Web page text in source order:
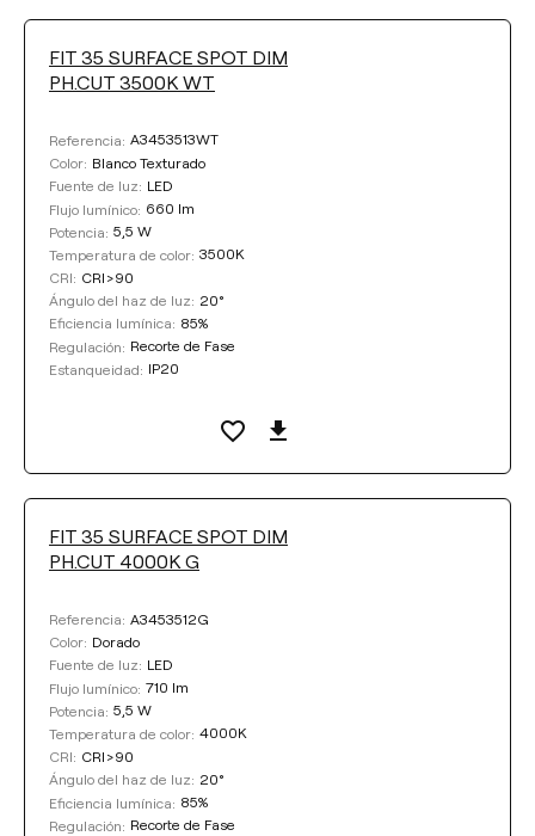
FIT 35 SURFACE SPOT DIM
PH.CUT 3500K WT
Referencia: A3453513WT
Color: Blanco Texturado
Fuente de luz: LED
Flujo lumínico: 660 lm
Potencia: 5,5 W
Temperatura de color: 3500K
CRI: CRI>90
Ángulo del haz de luz: 20°
Eficiencia lumínica: 85%
Regulación: Recorte de Fase
Estanqueidad: IP20
FIT 35 SURFACE SPOT DIM
PH.CUT 4000K G
Referencia: A3453512G
Color: Dorado
Fuente de luz: LED
Flujo lumínico: 710 lm
Potencia: 5,5 W
Temperatura de color: 4000K
CRI: CRI>90
Ángulo del haz de luz: 20°
Eficiencia lumínica: 85%
Regulación: Recorte de Fase